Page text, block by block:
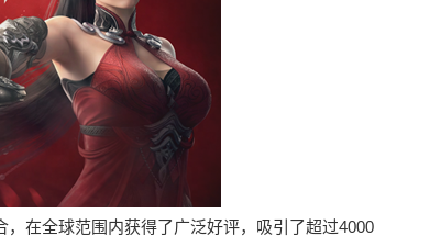
，在全球范围内获得了广泛好评，吸引了超过4000